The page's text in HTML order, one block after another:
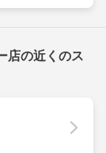
店の近くのス